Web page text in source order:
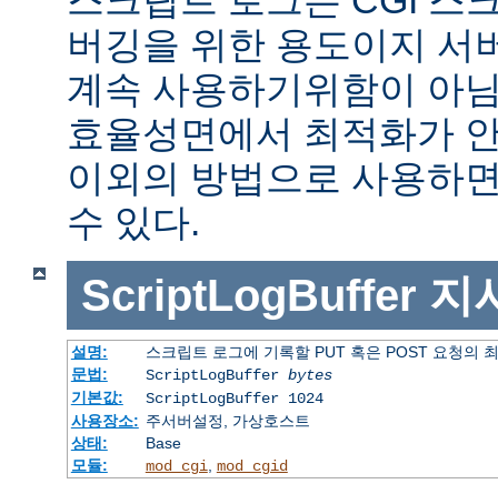
버깅을 위한 용도이지 서
계속 사용하기위함이 아
효율성면에서 최적화가
이외의 방법으로 사용하
수 있다.
ScriptLogBuffer 지
설명:
스크립트 로그에 기록할 PUT 혹은 POST 요청의
문법:
ScriptLogBuffer bytes
기본값:
ScriptLogBuffer 1024
사용장소: 주서버설정, 가상호스트
상태:
Base
모듈:
mod_cgi, mod_cgid